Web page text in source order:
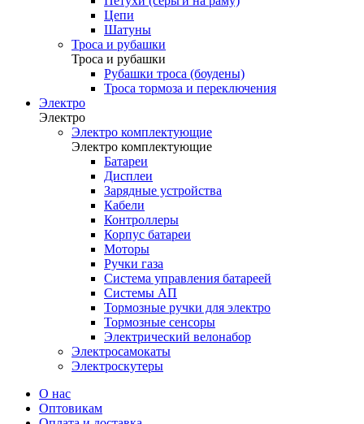
Цепи
Шатуны
Троса и рубашки
Троса и рубашки
Рубашки троса (боудены)
Троса тормоза и переключения
Электро
Электро
Электро комплектующие
Электро комплектующие
Батареи
Дисплеи
Зарядные устройства
Кабели
Контроллеры
Корпус батареи
Моторы
Ручки газа
Система управления батареей
Системы АП
Тормозные ручки для электро
Тормозные сенсоры
Электрический велонабор
Электросамокаты
Электроскутеры
О нас
Оптовикам